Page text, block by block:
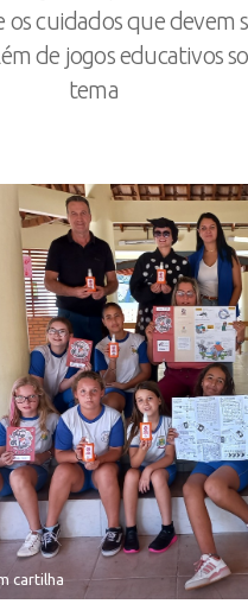
os cuidados que devem
de jogos educativos
tema
cartilha